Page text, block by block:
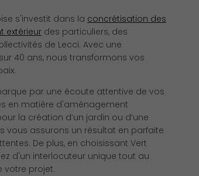
s'investit dans la concrétisation des
extérieurdes particuliers, des
de Lecci. Avec une
40 ans, nous transformons vos
par une écoute attentive de vos
en matière d'aménagement
la création d’un jardin ou d’une
vous assurons un résultat en parfaite
De plus, en choisissant Vert
d'un interlocuteur unique tout au
votre projet.